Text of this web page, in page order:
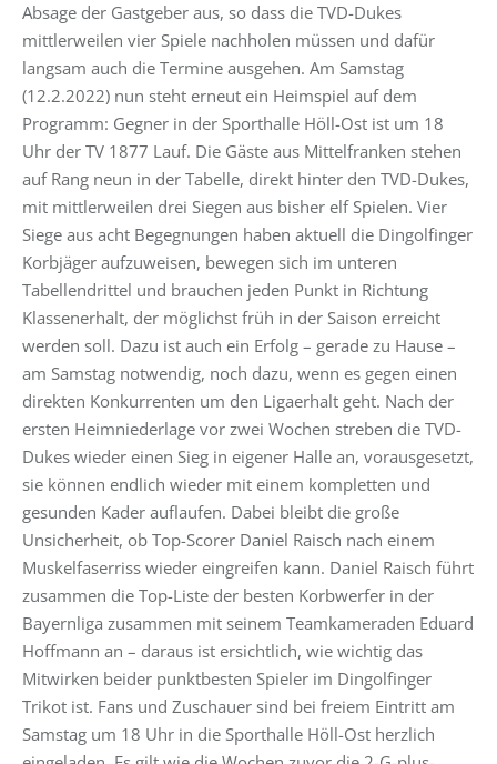
Absage der Gastgeber aus, so dass die TVD-Dukes
mittlerweilen vier Spiele nachholen müssen und dafür
langsam auch die Termine ausgehen. Am Samstag
(12.2.2022) nun steht erneut ein Heimspiel auf dem
Programm: Gegner in der Sporthalle Höll-Ost ist um 18
Uhr der TV 1877 Lauf. Die Gäste aus Mittelfranken stehen
auf Rang neun in der Tabelle, direkt hinter den TVD-Dukes,
mit mittlerweilen drei Siegen aus bisher elf Spielen. Vier
Siege aus acht Begegnungen haben aktuell die Dingolfinger
Korbjäger aufzuweisen, bewegen sich im unteren
Tabellendrittel und brauchen jeden Punkt in Richtung
Klassenerhalt, der möglichst früh in der Saison erreicht
werden soll. Dazu ist auch ein Erfolg – gerade zu Hause –
am Samstag notwendig, noch dazu, wenn es gegen einen
direkten Konkurrenten um den Ligaerhalt geht. Nach der
ersten Heimniederlage vor zwei Wochen streben die TVD-
Dukes wieder einen Sieg in eigener Halle an, vorausgesetzt,
sie können endlich wieder mit einem kompletten und
gesunden Kader auflaufen. Dabei bleibt die große
Unsicherheit, ob Top-Scorer Daniel Raisch nach einem
Muskelfaserriss wieder eingreifen kann. Daniel Raisch führt
zusammen die Top-Liste der besten Korbwerfer in der
Bayernliga zusammen mit seinem Teamkameraden Eduard
Hoffmann an – daraus ist ersichtlich, wie wichtig das
Mitwirken beider punktbesten Spieler im Dingolfinger
Trikot ist. Fans und Zuschauer sind bei freiem Eintritt am
Samstag um 18 Uhr in die Sporthalle Höll-Ost herzlich